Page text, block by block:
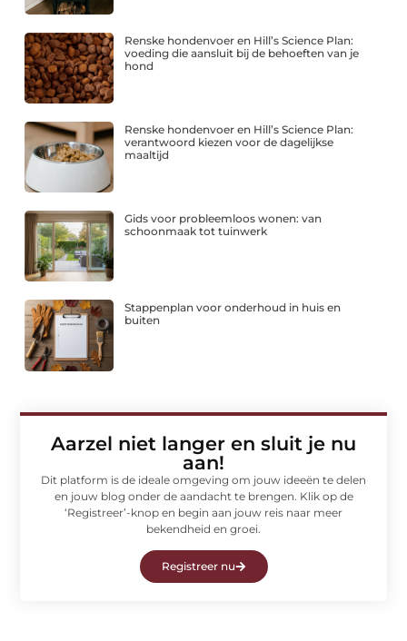
Renske hondenvoer en Hill’s Science Plan:
voeding die aansluit bij de behoeften van je
hond
Renske hondenvoer en Hill’s Science Plan:
verantwoord kiezen voor de dagelijkse
maaltijd
Gids voor probleemloos wonen: van
schoonmaak tot tuinwerk
Stappenplan voor onderhoud in huis en
buiten
Aarzel niet langer en sluit je nu
aan!
Dit platform is de ideale omgeving om jouw ideeën te delen
en jouw blog onder de aandacht te brengen. Klik op de
‘Registreer’-knop en begin aan jouw reis naar meer
bekendheid en groei.
Registreer nu